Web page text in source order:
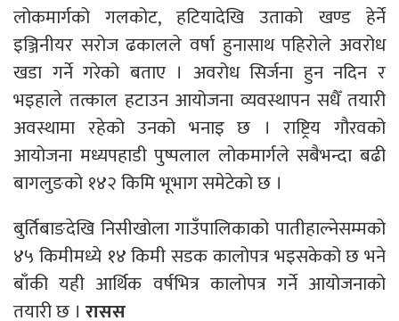
लोकमार्गको गलकोट, हटियादेखि उताको खण्ड हेर्ने
इञ्जिनीयर सरोज ढकालले वर्षा हुनासाथ पहिरोले अवरोध
खडा गर्ने गरेको बताए । अवरोध सिर्जना हुन नदिन र
भइहाले तत्काल हटाउन आयोजना व्यवस्थापन सधैँ तयारी
अवस्थामा रहेको उनको भनाइ छ । राष्ट्रिय गौरवको
आयोजना मध्यपहाडी पुष्पलाल लोकमार्गले सबैभन्दा बढी
बागलुङको १४२ किमि भूभाग समेटेको छ ।
बुर्तिबाङदेखि निसीखोला गाउँपालिकाको पातीहाल्नेसम्मको
४५ किमीमध्ये १४ किमी सडक कालोपत्र भइसकेको छ भने
बाँकी यही आर्थिक वर्षभित्र कालोपत्र गर्ने आयोजनाको
तयारी छ । रासस